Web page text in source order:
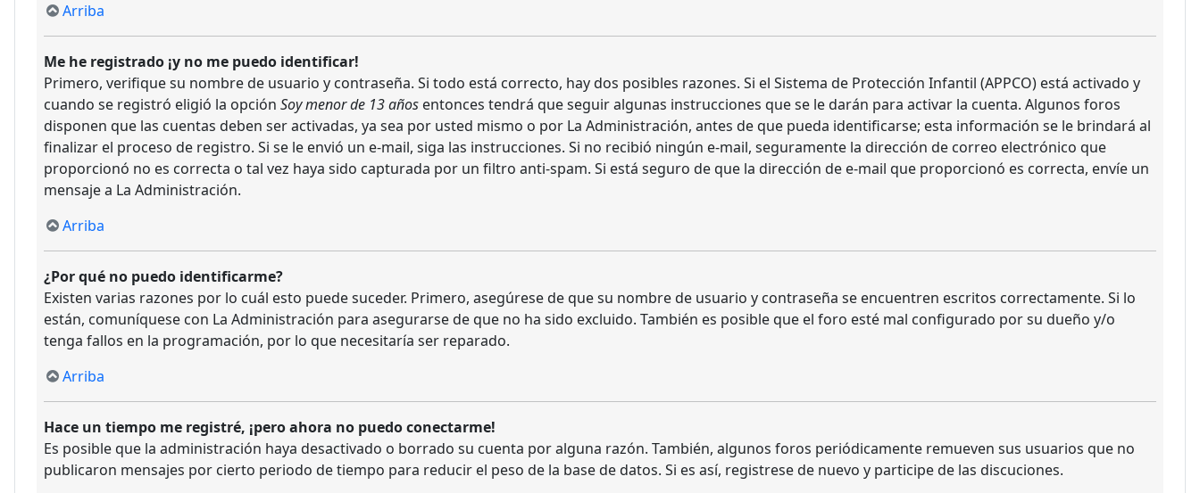
Arriba
Me he registrado ¡y no me puedo identificar!
Primero, verifique su nombre de usuario y contraseña. Si todo está correcto, hay dos posibles razones. Si el Sistema de Protección Infantil (APPCO) está activado y
cuando se registró eligió la opción Soy menor de 13 años entonces tendrá que seguir algunas instrucciones que se le darán para activar la cuenta. Algunos foros
disponen que las cuentas deben ser activadas, ya sea por usted mismo o por La Administración, antes de que pueda identificarse; esta información se le brindará al
finalizar el proceso de registro. Si se le envió un e-mail, siga las instrucciones. Si no recibió ningún e-mail, seguramente la dirección de correo electrónico que
proporcionó no es correcta o tal vez haya sido capturada por un filtro anti-spam. Si está seguro de que la dirección de e-mail que proporcionó es correcta, envíe un
mensaje a La Administración.
Arriba
¿Por qué no puedo identificarme?
Existen varias razones por lo cuál esto puede suceder. Primero, asegúrese de que su nombre de usuario y contraseña se encuentren escritos correctamente. Si lo
están, comuníquese con La Administración para asegurarse de que no ha sido excluido. También es posible que el foro esté mal configurado por su dueño y/o
tenga fallos en la programación, por lo que necesitaría ser reparado.
Arriba
Hace un tiempo me registré, ¡pero ahora no puedo conectarme!
Es posible que la administración haya desactivado o borrado su cuenta por alguna razón. También, algunos foros periódicamente remueven sus usuarios que no
publicaron mensajes por cierto periodo de tiempo para reducir el peso de la base de datos. Si es así, registrese de nuevo y participe de las discuciones.